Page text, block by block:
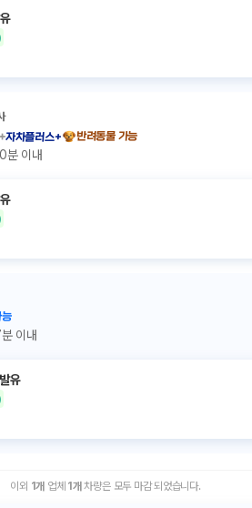
자차플러스+ 반려동물 가능
분 이내
능
이내
유
이외 1개 업체 1 개 차량은 모두 마감 되었습니다.